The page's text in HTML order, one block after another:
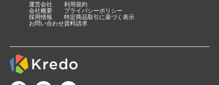
運営会社
会社概要
採用情報
お問い合わせ
利用規約
プライバシーポリシー
特定商品取引に基づく表示
資料請求